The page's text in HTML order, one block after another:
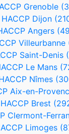
Grenoble
Dijon
Angers
Villeurbanne
Saint-Denis
Le Mans
Nîmes
Aix-en-
Brest
Clermont-
Limoges